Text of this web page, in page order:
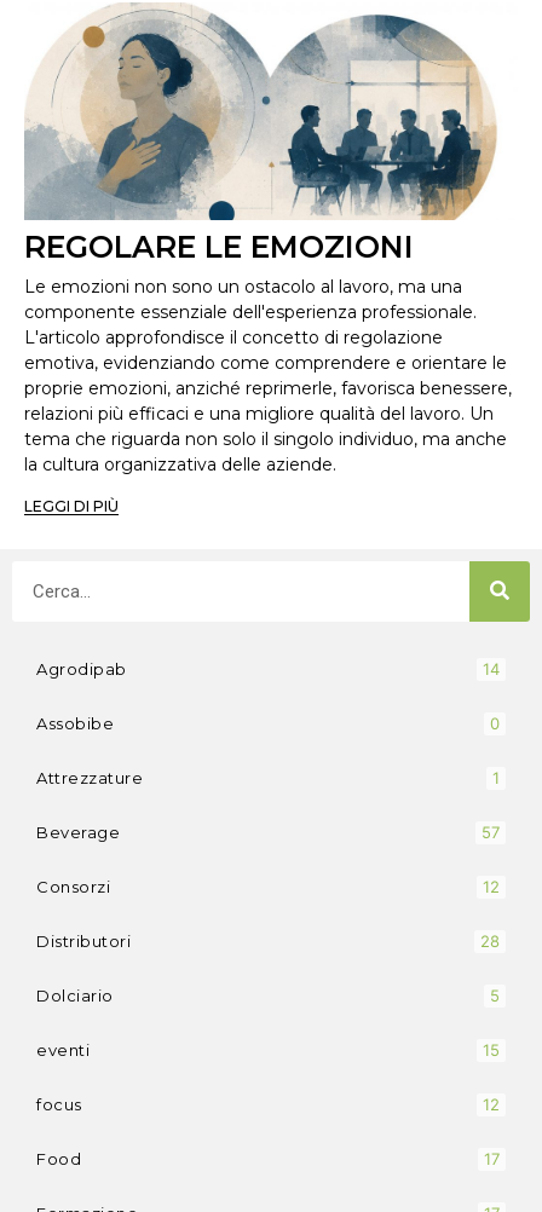
REGOLARE LE EMOZIONI
Le emozioni non sono un ostacolo al lavoro, ma una
componente essenziale dell'esperienza professionale.
L'articolo approfondisce il concetto di regolazione
emotiva, evidenziando come comprendere e orientare le
proprie emozioni, anziché reprimerle, favorisca benessere,
relazioni più efficaci e una migliore qualità del lavoro. Un
tema che riguarda non solo il singolo individuo, ma anche
la cultura organizzativa delle aziende.
LEGGI DI PIÙ
Agrodipab 14
Assobibe 0
Attrezzature 1
Beverage 57
Consorzi 12
Distributori 28
Dolciario 5
eventi 15
focus 12
Food 17